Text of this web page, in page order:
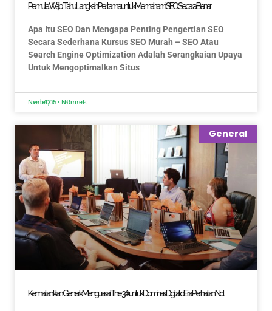
Pemula Wajib Tahu: Langkah Pertama untuk Memahami SEO Secara Benar
Apa Itu SEO Dan Mengapa Penting Pengertian SEO
Secara Sederhana Kursus SEO Murah – SEO Atau
Search Engine Optimization Adalah Serangkaian Upaya
Untuk Mengoptimalkan Situs
November 10, 2025 No Comments
General
Kematian Iklan Generik: Menguasai ‘The 3A’s’ untuk Dominasi Digital di Era Perhatian Nol